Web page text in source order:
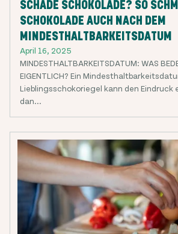
SCHADE SCHOKOLADE? SO
SCHOKOLADE AUCH NACH DEM
MINDESTHALTBARKEITSDATUM
April 16, 2025
MINDESTHALTBARKEITSDATUM: WAS
EIGENTLICH? Ein
Lieblingsschokoriegel kann den Eindruck
dan...